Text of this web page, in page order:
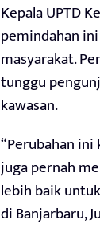
Kepala UPTD
pemindahan
masyarakat.
tunggu
kawasan.
“Perubahan
juga pernah
lebih baik
di Banjarbaru,